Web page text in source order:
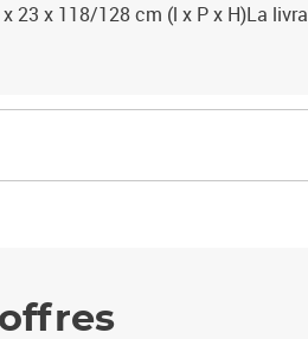
23 x 118/128 cm (l x P x H)La